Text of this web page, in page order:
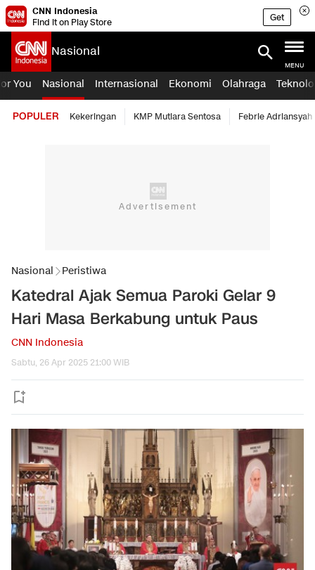
CNN Indonesia
Find it on Play Store
Get
Nasional
MENU
You Nasional Internasional Ekonomi Olahraga
POPULER Kekeringan KMP Mutiara Sentosa Febrie Adriansyah
Nasional Peristiwa
Katedral Ajak Semua Paroki Gelar 9
Hari Masa Berkabung untuk Paus
CNN Indonesia
Sabtu, 26 Apr 2025 21:00 WIB